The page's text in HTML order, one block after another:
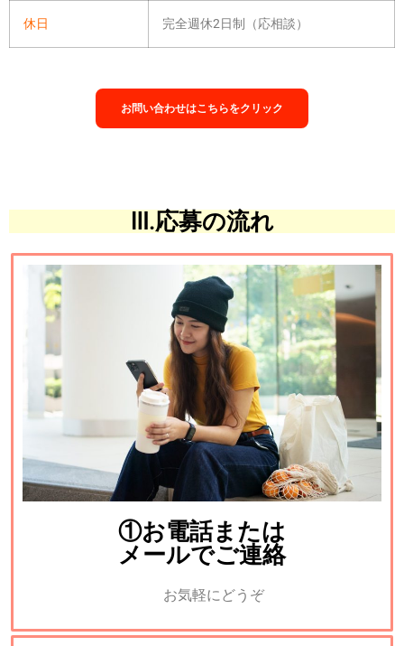
休日 完全週休2日制（応相談）
お問い合わせはこちらをクリック
Ⅲ.応募の流れ
①お電話または
メールでご連絡
お気軽にどうぞ